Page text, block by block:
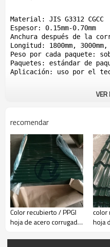
Material: JIS G3312 CGCC
Espesor: 0.15mm-0.70mm
Anchura después de la
Longitud: 1800mm,
Peso por cada paquete:
Paquetes: estándar de
Aplicación: uso por el
VER
recomendar
Color recubierto / PPGI
hoja de acero corrugado
horizontales
color
hoja